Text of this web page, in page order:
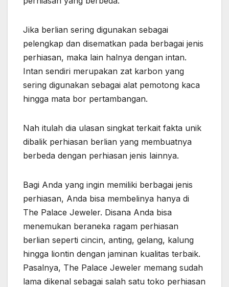
Jika berlian sering digunakan sebagai
pelengkap dan disematkan pada berbagai jenis
perhiasan, maka lain halnya dengan intan.
Intan sendiri merupakan zat karbon yang
sering digunakan sebagai alat pemotong kaca
hingga mata bor pertambangan.
Nah itulah dia ulasan singkat terkait fakta unik
dibalik perhiasan berlian yang membuatnya
berbeda dengan perhiasan jenis lainnya.
Bagi Anda yang ingin memiliki berbagai jenis
perhiasan, Anda bisa membelinya hanya di
The Palace Jeweler. Disana Anda bisa
menemukan beraneka ragam perhiasan
berlian seperti cincin, anting, gelang, kalung
hingga liontin dengan jaminan kualitas terbaik.
Pasalnya, The Palace Jeweler memang sudah
lama dikenal sebagai salah satu toko perhiasan